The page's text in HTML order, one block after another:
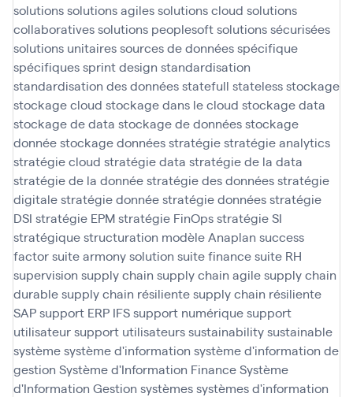
solutionssolutions agilessolutions cloud solutions
collaborativessolutions peoplesoftsolutions sécurisées
solutions unitairessources de donnéesspécifique
spécifiquessprint design standardisation
standardisation des donnéesstatefull statelessstockage
stockage cloud stockage dans le cloud stockage data
stockage de data stockage de donnéesstockage
donnéestockage donnéesstratégiestratégie analytics
stratégie cloud stratégie data stratégie de la data
stratégie de la donnéestratégie des donnéesstratégie
digitalestratégie donnéestratégie donnéesstratégie
DSI stratégie EPMstratégie FinOpsstratégie SI
stratégiquestructuration modèle Anaplan success
factorsuite armony solution suite financesuite RH
supervision supply chain supply chain agilesupply chain
durablesupply chain résilientesupply chain résiliente
SAPsupport ERP IFSsupport numériquesupport
utilisateursupport utilisateurssustainabilitysustainable
systèmesystème d'information système d'information de
gestion Système d'Information FinanceSystème
d'Information Gestion systèmessystèmes d'information